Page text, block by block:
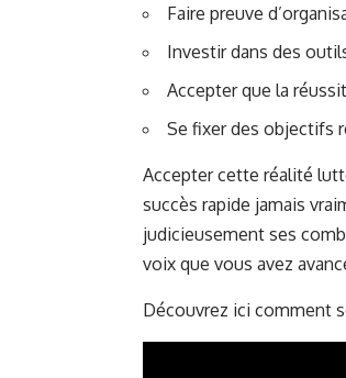
Faire preuve
Investir dans des
Accepter que la
Se fixer des objectifs
Accepter cette réalité
succès rapide jamais
judicieusement ses
voix que vous avez
Découvrez ici comment